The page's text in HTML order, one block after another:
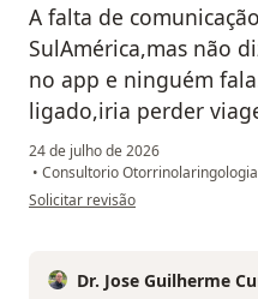
A falta de
SulAmérica,mas não
no app e ninguém
ligado,iria perder
24 de julho de 2026
• Consultorio
na opinião do utilizador CMO
Solicitar revisão
Dr. Jose Guilherme